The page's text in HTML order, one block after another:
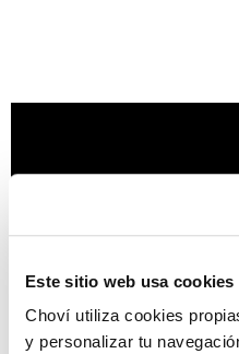
Este sitio web usa cookies
Choví utiliza cookies
y personalizar tu